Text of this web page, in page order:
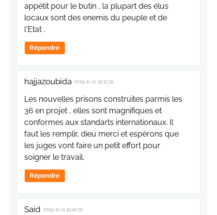
appétit pour le butin , la plupart des élus
locaux sont des enemis du peuple et de
l'Etat .
Répondre
hajjazoubida 2019-11-11 19:12:35
Les nouvelles prisons construites parmis les
36 en projet , elles sont magnifiques et
conformes aux standarts internationaux. Il
faut les remplir, dieu merci et espérons que
les juges vont faire un petit effort pour
soigner le travail.
Répondre
Said 2019-11-11 15:40:32